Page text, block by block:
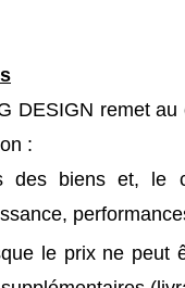
DESIGN remet
:
des biens et, le
le prix ne peut